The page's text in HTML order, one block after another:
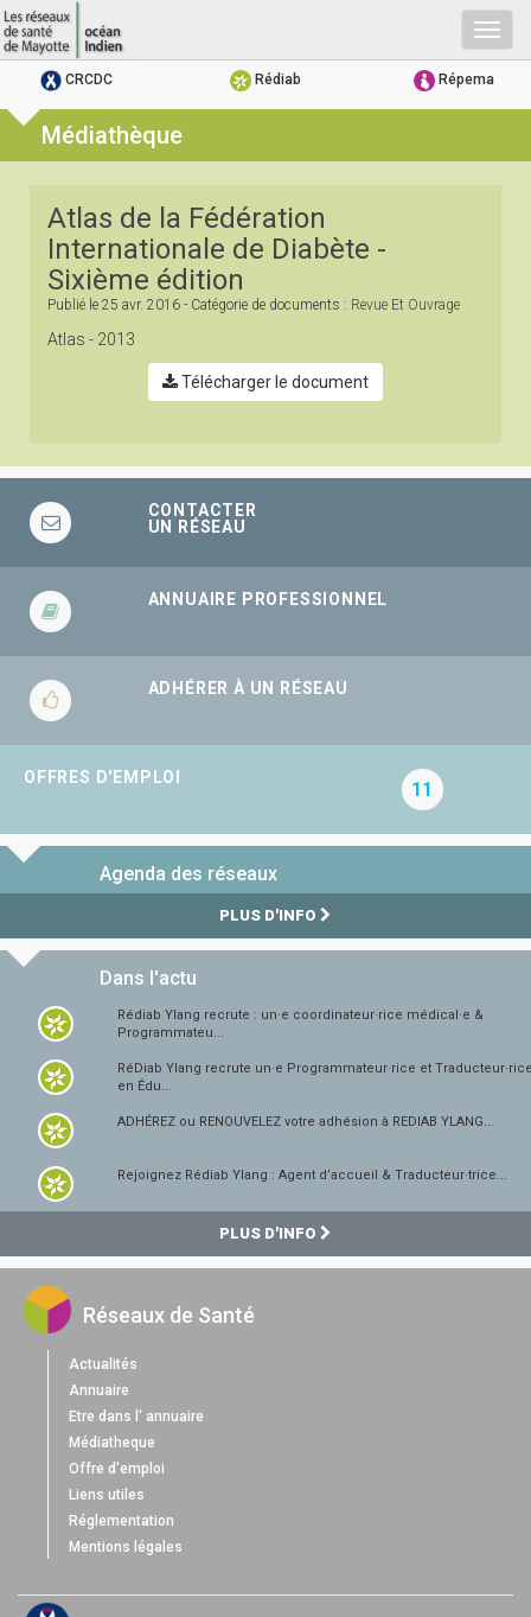
CRCDC Rédiab Répema
Médiathèque
Atlas de la Fédération
Internationale de Diabète -
Sixième édition
Publié le 25 avr. 2016 - Catégorie de documents : Revue Et Ouvrage
Atlas - 2013
Télécharger le document
CONTACTER
UN RÉSEAU
ANNUAIRE PROFESSIONNEL
ADHÉRER À UN RÉSEAU
OFFRES D'EMPLOI
11
Agenda des réseaux
PLUS D'INFO
Dans l'actu
Rédiab Ylang recrute : un·e coordinateur·rice médical·e &
Programmateu...
RéDiab Ylang recrute un·e Programmateur·rice et
en Édu...
ADHÉREZ ou RENOUVELEZ votre adhésion à REDIAB YLANG...
Rejoignez Rédiab Ylang : Agent d’accueil & Traducteur·trice...
PLUS D'INFO
Réseaux de Santé
Actualités
Annuaire
Etre dans l' annuaire
Médiatheque
Offre d'emploi
Liens utiles
Réglementation
Mentions légales